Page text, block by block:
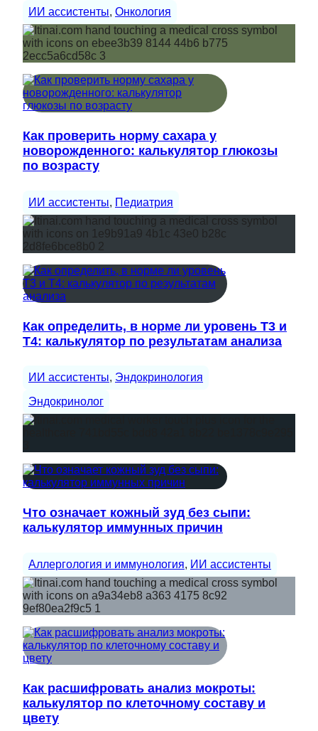
ИИ ассистенты, Онкология
Как проверить норму сахара у
новорожденного: калькулятор глюкозы
по возрасту
ИИ ассистенты, Педиатрия
Как определить, в норме ли уровень Т3 и
Т4: калькулятор по результатам анализа
ИИ ассистенты, Эндокринология
Эндокринолог
Что означает кожный зуд без сыпи:
калькулятор иммунных причин
Аллергология и иммунология, ИИ ассистенты
Как расшифровать анализ мокроты:
калькулятор по клеточному составу и
цвету